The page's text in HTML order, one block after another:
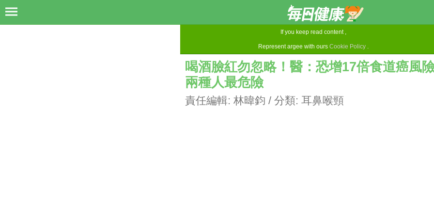
If you keep read content ,
Represent argee with ours Cookie Policy .
喝酒臉紅勿忽略！醫：恐增17倍食道癌風
兩種人最危險
責任編輯: 林暐鈞 / 分類: 耳鼻喉頸